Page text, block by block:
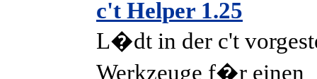
c't Helper 1.25
L�dt in der c't
Werkzeuge f�r einen